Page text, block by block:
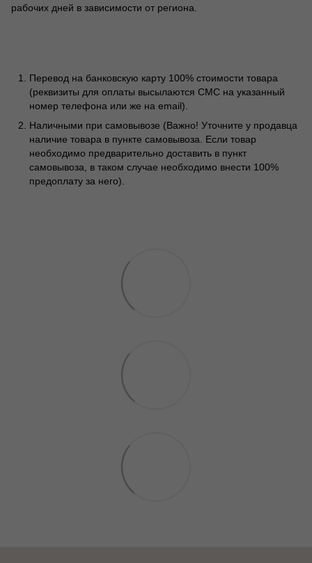
рабочих дней в зависимости от региона.
Перевод на банковскую карту 100% стоимости товара
(реквизиты для оплаты высылаются СМС на указанный
номер телефона или же на email).
Наличными при самовывозе (Важно! Уточните у продавца
наличие товара в пункте самовывоза. Если товар
необходимо предварительно доставить в пункт
самовывоза, в таком случае необходимо внести 100%
предоплату за него).